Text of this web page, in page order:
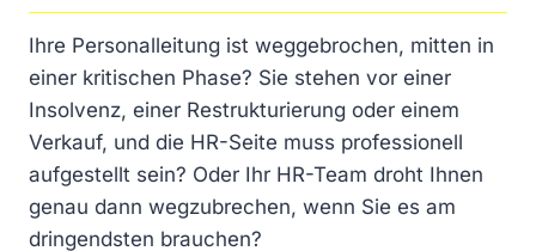
Ihre Personalleitung ist weggebrochen, mitten in
einer kritischen Phase? Sie stehen vor einer
Insolvenz, einer Restrukturierung oder einem
Verkauf, und die HR-Seite muss professionell
aufgestellt sein? Oder Ihr HR-Team droht Ihnen
genau dann wegzubrechen, wenn Sie es am
dringendsten brauchen?